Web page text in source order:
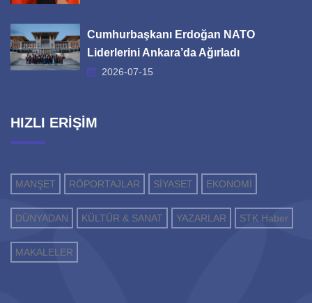
Cumhurbaşkanı Erdoğan NATO
Liderlerini Ankara’da Ağırladı
2026-07-15
HIZLI ERİŞİM
MANŞET RÖPORTAJLAR SİYASET EKONOMİ
DÜNYADAN KÜLTÜR & SANAT YAZARLAR STK Haber
MAKALELER